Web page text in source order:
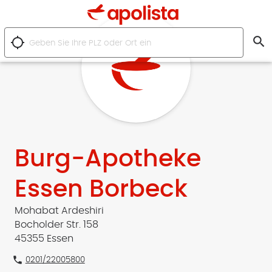
location_searching search
Burg-Apotheke
Essen Borbeck
Mohabat Ardeshiri
Bocholder Str. 158
45355 Essen
phone 0201/22005800